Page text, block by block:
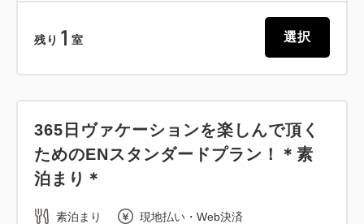
残り 1 室 選択
365日ヴァケーションを楽しんで頂く
ためのENスタンダードプラン！＊素
泊まり＊
素泊まり 現地払い・Web決済